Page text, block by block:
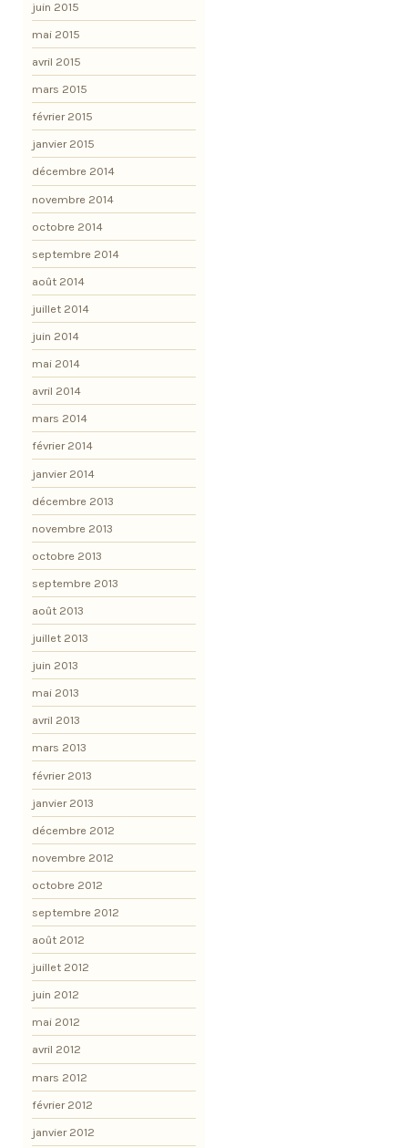
juin 2015
mai 2015
avril 2015
mars 2015
février 2015
janvier 2015
décembre 2014
novembre 2014
octobre 2014
septembre 2014
août 2014
juillet 2014
juin 2014
mai 2014
avril 2014
mars 2014
février 2014
janvier 2014
décembre 2013
novembre 2013
octobre 2013
septembre 2013
août 2013
juillet 2013
juin 2013
mai 2013
avril 2013
mars 2013
février 2013
janvier 2013
décembre 2012
novembre 2012
octobre 2012
septembre 2012
août 2012
juillet 2012
juin 2012
mai 2012
avril 2012
mars 2012
février 2012
janvier 2012